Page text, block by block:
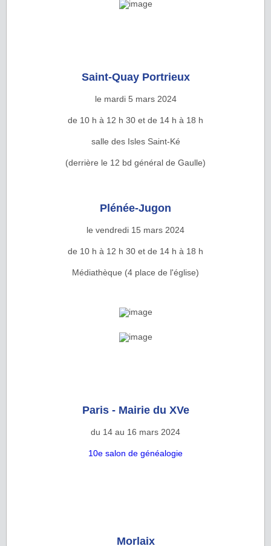
Saint-Quay Portrieux
le mardi 5 mars 2024
de 10 h à 12 h 30 et de 14 h à 18 h
salle des Isles Saint-Ké
(derrière le 12 bd général de Gaulle)
Plénée-Jugon
le vendredi 15 mars 2024
de 10 h à 12 h 30 et de 14 h à 18 h
Médiathèque (4 place de l'église)
Paris - Mairie du XVe
du 14 au 16 mars 2024
10e salon de généalogie
Morlaix